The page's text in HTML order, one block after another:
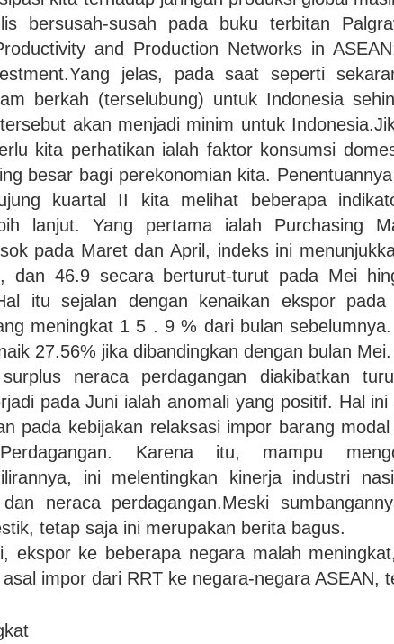
bersusah-susah pada buku terbitan
and Production Networks in
jelas, pada saat seperti
berkah (terselubung) untuk Indonesia
akan menjadi minim untuk
kita perhatikan ialah faktor konsumsi
besar bagi perekonomian kita.
kuartal II kita melihat beberapa
lanjut. Yang pertama ialah Purchasing
pada Maret dan April, indeks ini
dan 46.9 secara berturut-turut pada Mei
itu sejalan dengan kenaikan ekspor
meningkat 1 5 . 9 % dari bulan
27.56% jika dibandingkan dengan bulan Mei.
neraca perdagangan diakibatkan
pada Juni ialah anomali yang positif. Hal
pada kebijakan relaksasi impor barang
Karena itu, mampu
ini melentingkan kinerja industri
neraca perdagangan.Meski
tetap saja ini merupakan berita bagus.
ekspor ke beberapa negara malah
impor dari RRT ke negara-negara ASEAN,